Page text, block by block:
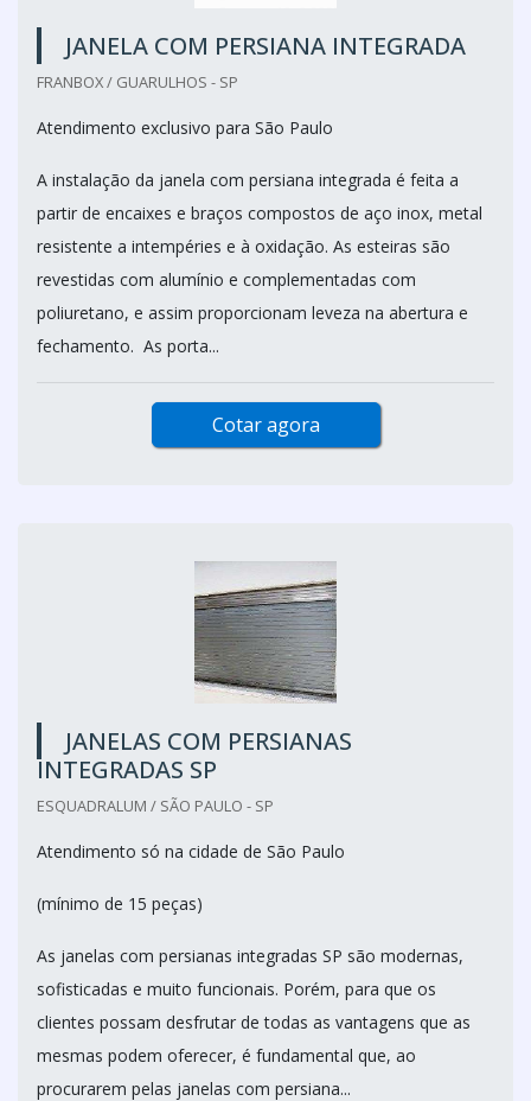
JANELA COM PERSIANA INTEGRADA
FRANBOX / GUARULHOS - SP
Atendimento exclusivo para São Paulo
A instalação da janela com persiana integrada é feita a
partir de encaixes e braços compostos de aço inox, metal
resistente a intempéries e à oxidação. As esteiras são
revestidas com alumínio e complementadas com
poliuretano, e assim proporcionam leveza na abertura e
fechamento. As porta...
Cotar agora
JANELAS COM PERSIANAS
INTEGRADAS SP
ESQUADRALUM / SÃO PAULO - SP
Atendimento só na cidade de São Paulo
(mínimo de 15 peças)
As janelas com persianas integradas SP são modernas,
sofisticadas e muito funcionais. Porém, para que os
clientes possam desfrutar de todas as vantagens que as
mesmas podem oferecer, é fundamental que, ao
procurarem pelas janelas com persiana...